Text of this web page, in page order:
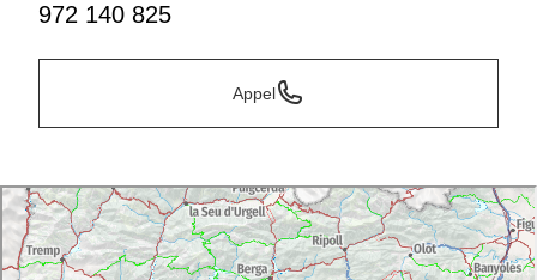
972 140 825
Appel